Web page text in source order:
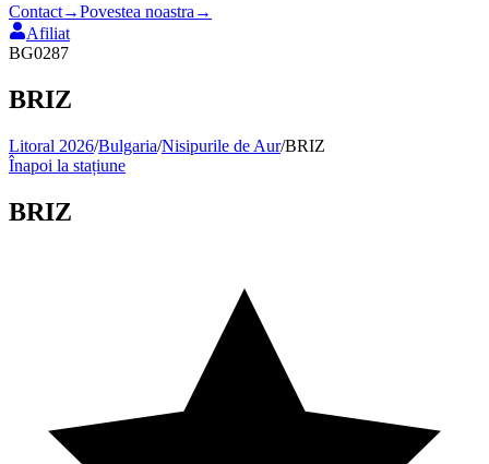
Contact→Povestea noastra →
Afiliat
BG0287
BRIZ
Litoral 2026/Bulgaria/Nisipurile de Aur/BRIZ
Înapoi la stațiune
BRIZ